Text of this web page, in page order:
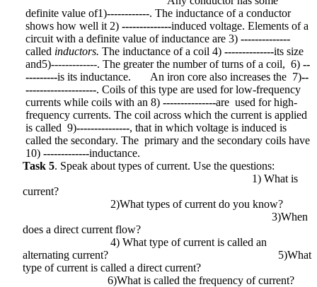
definite value of1)------------. The inductance of a conductor
shows how well it 2)--------------induced voltage. Elements of a
circuit with a definite value of inductance are 3)--------------
called inductors. The inductance of a coil 4)--------------its size
and5)-------------. The greater the number of turns of a coil, 6)--
---------is its inductance. An iron core also increases the 7)--
--------------------. Coils of this type are used for low-frequency
currents while coils with an 8) ---------------are used for high-
frequency currents. The coil across which the current is applied
is called 9)---------------, that in which voltageis induced is
called the secondary. The primary and the secondary coils have
10)-------------inductance.
Task 5. Speak about types of current. Use the questions:
1) What is
current?
2)What types of current do you know?
3)When
does a direct current flow?
4) What type of current is called an
alternating current? 5)What
type of current is called a direct current?
6)What is called the frequency of current?